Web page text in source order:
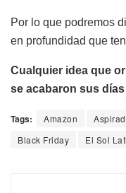
Por lo que podremos
en profundidad que
Cualquier idea que
se acabaron sus
Tags: Amazon
Black Friday
El Sol